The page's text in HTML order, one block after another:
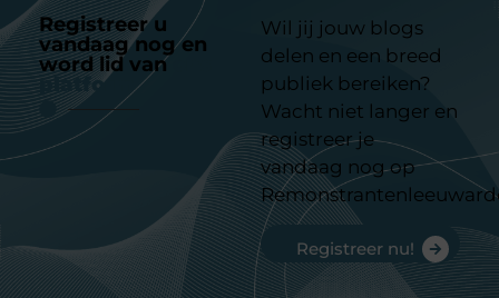
Registreer u
vandaag nog en
word lid van
platform
Wil jij jouw blogs
delen en een breed
publiek bereiken?
Wacht niet langer en
registreer je
vandaag nog op
Registreer nu!